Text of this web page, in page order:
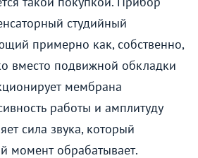
студийный
примерно как, собственно,
вместо подвижной обкладки
мембрана
работы и амплитуду
сила звука, который
момент обрабатывает.